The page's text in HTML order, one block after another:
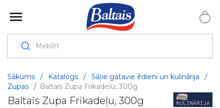
Sākums / Katalogs / Sāļie gatavie ēdieni un kulinārija
/
Zupas
/ Baltais Zupa Frikadeļu, 300g
Baltais Zupa Frikadeļu, 300g